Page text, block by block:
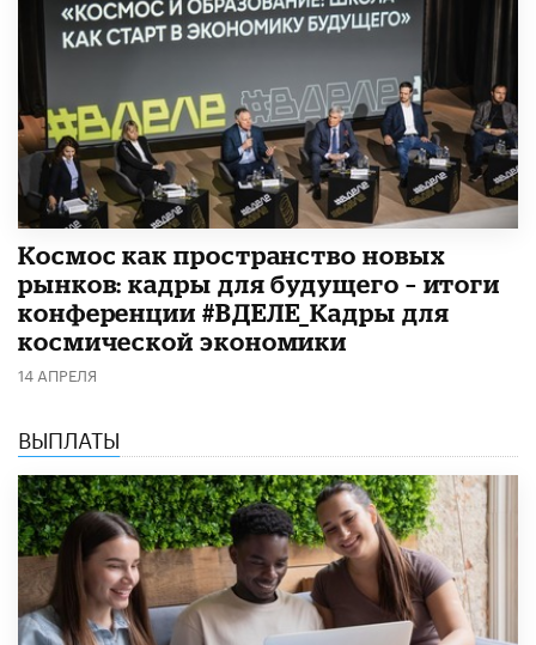
Космос как пространство новых
рынков: кадры для будущего – итоги
конференции #ВДЕЛЕ_Кадры для
космической экономики
14 АПРЕЛЯ
ВЫПЛАТЫ